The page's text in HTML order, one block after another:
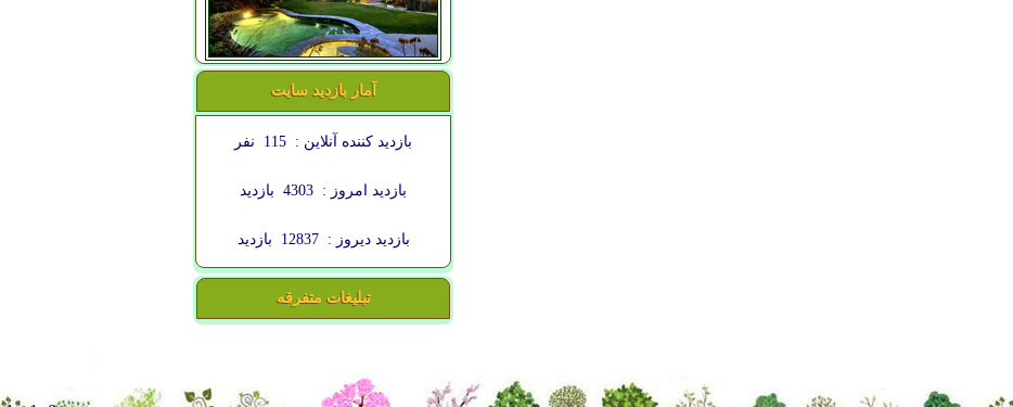
آمار بازدید سایت
بازدید کننده آنلاین : 115 نفر
بازدید امروز : 4303 بازدید
بازدید دیروز : 12837 بازدید
تبلیغات متفرقه